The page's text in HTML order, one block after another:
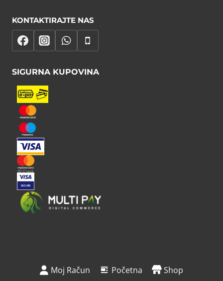
KONTAKTIRAJTE NAS
SIGURNA KUPOVINA
Moj Račun Početna Shop